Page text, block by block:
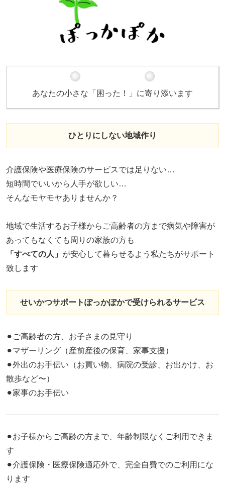
あなたの小さな「困った！」に寄り添います
ひとりにしない地域作り
介護保険や医療保険のサービスでは足りない…
短時間でいいから人手が欲しい…
そんなモヤモヤありませんか？
地域で生活するお子様からご高齢者の方まで病気や障害が
あってもなくても周りの家族の方も
「すべての人」 が安心して暮らせるよう私たちがサポート
致します
せいかつサポートぽっかぽかで受けられるサービス
⚫︎ご高齢者の方、お子さまの見守り
⚫︎マザーリング（産前産後の保育、家事支援）
⚫︎外出のお手伝い（お買い物、病院の受診、お出かけ、お
散歩など〜）
⚫︎家事のお手伝い
⚫︎お子様からご高齢の方まで、年齢制限なくご利用できま
す
⚫︎介護保険・医療保険適応外で、完全自費でのご利用にな
ります